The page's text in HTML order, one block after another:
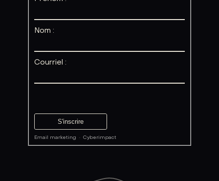
Nom :
Courriel :
Email marketing ·Cyberimpact